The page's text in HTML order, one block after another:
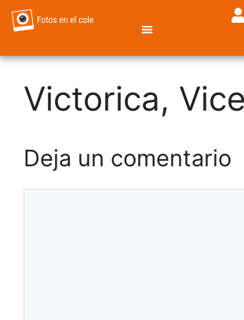
Victorica,
Deja un comentario